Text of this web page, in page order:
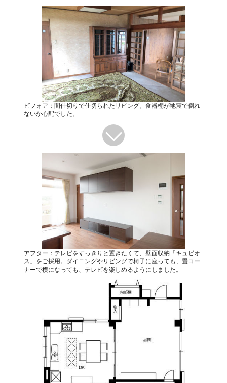
ビフォア：間仕切りで仕切られたリビング。食器棚が地震で倒れ
ないか心配でした。
アフター：テレビをすっきりと置きたくて、壁面収納「キュビオ
ス」をご採用。ダイニングやリビングで椅子に座っても、畳コー
ナーで横になっても、テレビを楽しめるようにしました。